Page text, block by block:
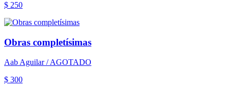
$ 250
Obras completísimas
Aab Aguilar / AGOTADO
$ 300